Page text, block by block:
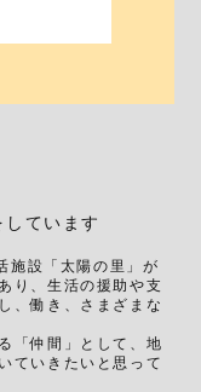
ています
施設「太陽の里」が
り、生活の援助や支
、働き、さまざまな
「仲間」として、地
ていきたいと思って